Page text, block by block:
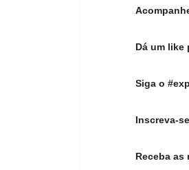
Dá um like
Siga o
Inscreva-
Receba